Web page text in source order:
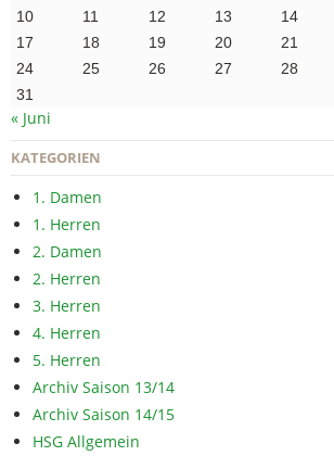
10
11 12 13 14
17
18 19 20 21
24
25 26 27 28
31
« Juni
KATEGORIEN
1. Damen
1. Herren
2. Damen
2. Herren
3. Herren
4. Herren
5. Herren
Archiv Saison 13/14
Archiv Saison 14/15
HSG Allgemein